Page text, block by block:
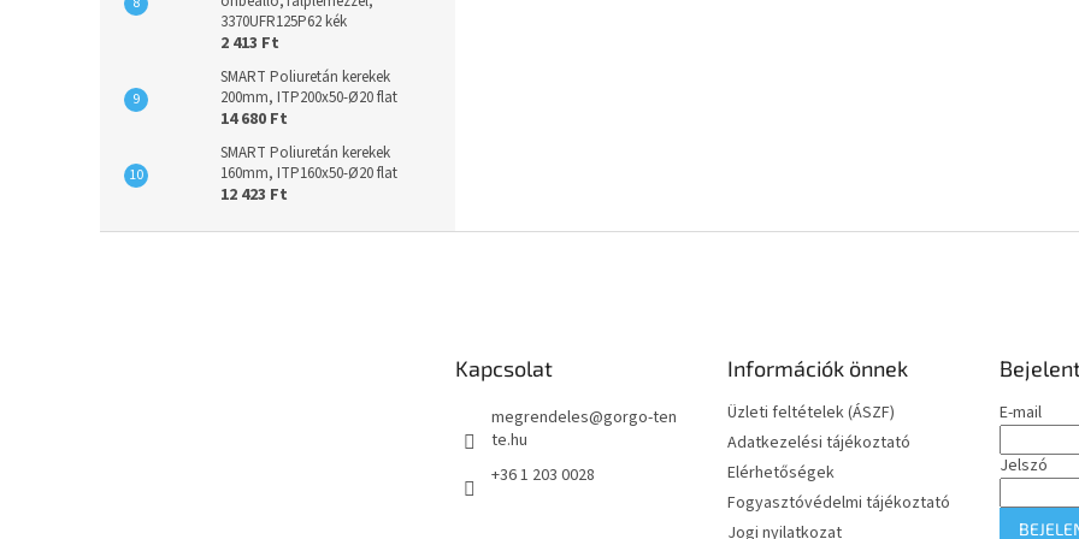
3370UFR125P62 kék
2 413 Ft
SMART Poliuretán kerekek
200mm, ITP200x50-Ø20 flat
14 680 Ft
SMART Poliuretán kerekek
160mm, ITP160x50-Ø20 flat
12 423 Ft
Kapcsolat
megrendeles@gorgo-ten
te.hu
+36 1 203 0028
Információk önnek
Üzleti feltételek (ÁSZF)
Adatkezelési tájékoztató
Elérhetőségek
Fogyasztóvédelmi tájékoztató
Jogi nyilatkozat
E-mail
Jelszó